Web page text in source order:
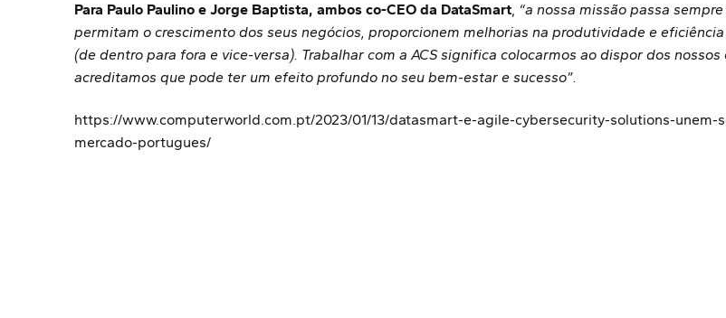
Para Paulo Paulino e Jorge Baptista, ambos co-CEO da DataSmart, “a nossa missão passa
permitam o crescimento dos seus negócios, proporcionem melhorias na produtividade e
(de dentro para fora e vice-versa). Trabalhar com a ACS significa colocarmos ao dispor dos
acreditamos que pode ter um efeito profundo no seu bem-estar e sucesso”.
https://www.computerworld.com.pt/2023/01/13/datasmart-e-agile-cybersecurity-solutions-
mercado-portugues/